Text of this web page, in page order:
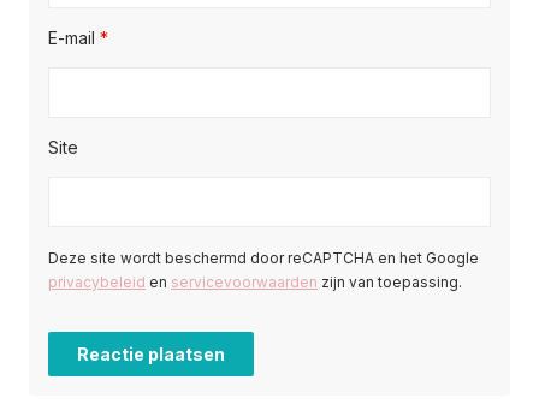
E-mail *
Site
Deze site wordt beschermd door reCAPTCHA en het Google
privacybeleid en servicevoorwaarden zijn van toepassing.